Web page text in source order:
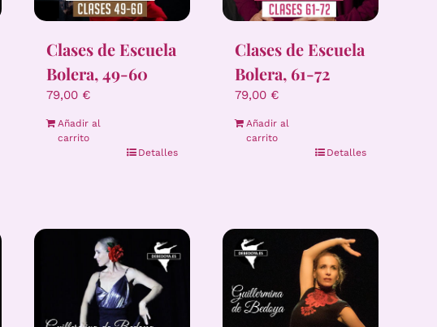
Clases de Escuela
Bolera, 49-60
79,00 €
Añadir al
carrito
Detalles
Clases de Escuela
Bolera, 61-72
79,00 €
Añadir al
carrito
Detalles